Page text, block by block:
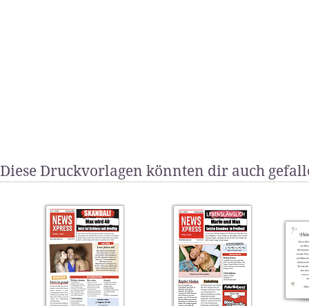
Diese Druckvorlagen könnten dir auch